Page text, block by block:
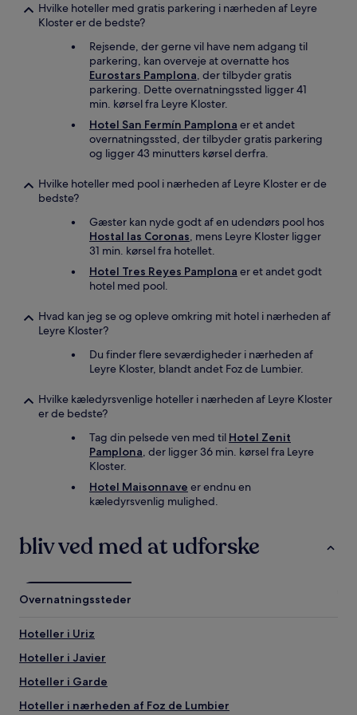
Hvilke hoteller med gratis parkering i nærheden af Leyre
Kloster er de bedste?
Rejsende, der gerne vil have nem adgang til
parkering, kan overveje at overnatte hos
Eurostars Pamplona, der tilbyder gratis
parkering. Dette overnatningssted ligger 41
min. kørsel fra Leyre Kloster.
Hotel San Fermín Pamplona er et andet
overnatningssted, der tilbyder gratis parkering
og ligger 43 minutters kørsel derfra.
Hvilke hoteller med pool i nærheden af Leyre Kloster er de
bedste?
Gæster kan nyde godt af en udendørs pool hos
Hostal las Coronas, mens Leyre Kloster ligger
31 min. kørsel fra hotellet.
Hotel Tres Reyes Pamplona er et andet godt
hotel med pool.
Hvad kan jeg se og opleve omkring mit hotel i nærheden af
Leyre Kloster?
Du finder flere seværdigheder i nærheden af
Leyre Kloster, blandt andet Foz de Lumbier.
Hvilke kæledyrsvenlige hoteller i nærheden af Leyre Kloster
er de bedste?
Tag din pelsede ven med til Hotel Zenit
Pamplona, der ligger 36 min. kørsel fra Leyre
Kloster.
Hotel Maisonnave er endnu en
kæledyrsvenlig mulighed.
bliv ved med at udforske
Overnatningssteder
Hoteller i Uriz
Hoteller i Javier
Hoteller i Garde
Hoteller i nærheden af Foz de Lumbier